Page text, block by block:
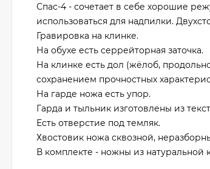
Спас-4 - сочетает в себе хорошие
использоваться для надпилки.
Гравировка на клинке.
На обухе есть серрейторная заточка.
На клинке есть дол (жёлоб,
сохранением прочностных
На гарде ножа есть упор.
Гарда и тыльник изготовлены из
Есть отверстие под темляк.
Хвостовик ножа сквозной,
В комплекте - ножны из натуральной